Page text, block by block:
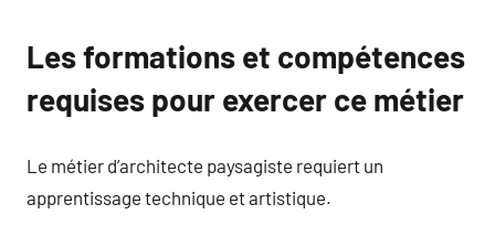
Les formations et compétences
requises pour exercer ce métier
Le métier d’architecte paysagiste requiert un
apprentissage technique et artistique.